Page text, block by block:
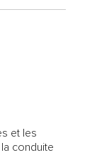
et les
conduite